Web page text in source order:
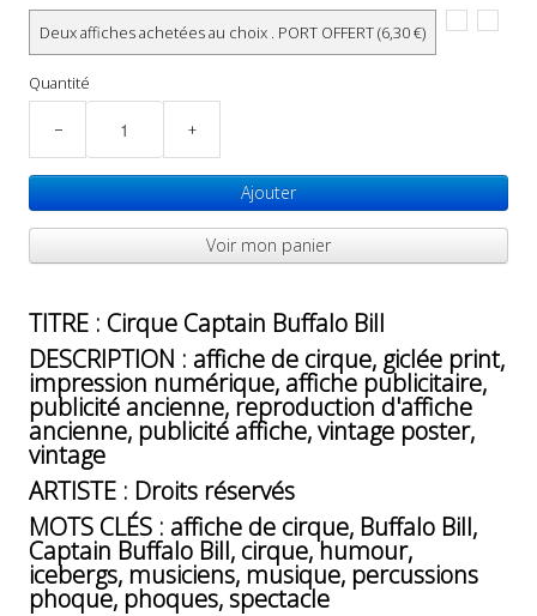
Deux affiches achetées au choix . PORT OFFERT (6,30 €)
Quantité
− +
Ajouter
Voir mon panier
TITRE : Cirque Captain Buffalo Bill
DESCRIPTION : affiche de cirque, giclée print,
impression numérique, affiche publicitaire,
publicité ancienne, reproduction d'affiche
ancienne, publicité affiche, vintage poster,
vintage
ARTISTE : Droits réservés
MOTS CLÉS : affiche de cirque, Buffalo Bill,
Captain Buffalo Bill, cirque, humour,
icebergs, musiciens, musique, percussions
phoque, phoques, spectacle